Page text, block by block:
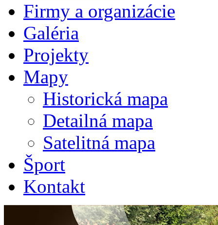
Firmy a organizácie
Galéria
Projekty
Mapy
Historická mapa
Detailná mapa
Satelitná mapa
Šport
Kontakt